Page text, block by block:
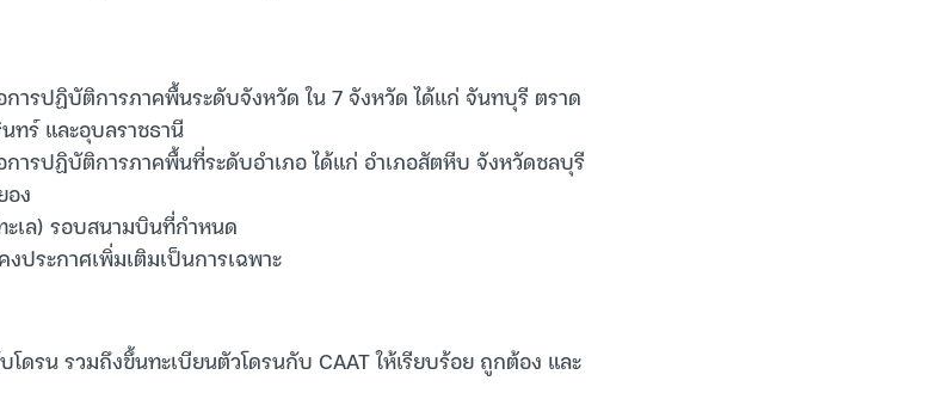
ารปฏิบัติการภาคพื้นระดับจังหวัด ใน 7 จังหวัด ได้แก่ จันทบุรี ตราด
ทร์ และอุบลราชธานี
ารปฏิบัติการภาคพื้นที่ระดับอำเภอ ได้แก่ อำเภอสัตหีบ จังหวัดชลบุรี
อง
เล) รอบสนามบินที่กำหนด
ระกาศเพิ่มเติมเป็นการเฉพาะ
ดรน รวมถึงขึ้นทะเบียนตัวโดรนกับ CAAT ให้เรียบร้อย ถูกต้อง และ